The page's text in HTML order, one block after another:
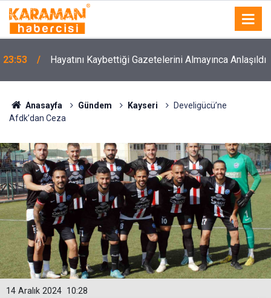
23:53 Hayatını Kaybettiği Gazetelerini Almayınca Anlaşıldı
Anasayfa Gündem Kayseri
Develigücü’ne
Afdk’dan Ceza
10:28
14 Aralık 2024